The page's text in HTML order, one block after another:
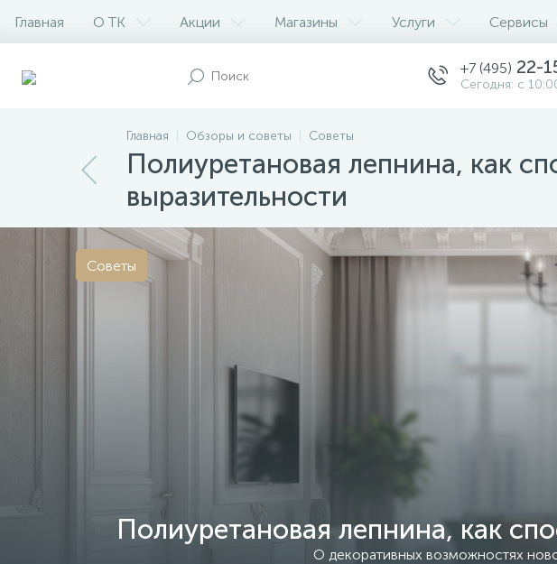
Главная О ТК Акции Магазины Услуги Сервисы
+7 (495) 22-
Сегодня: с
Главная Обзоры и советы Советы
Полиуретановая лепнина, как
выразительности
Полиуретановая лепнина, как
О декоративных возможностях
Советы